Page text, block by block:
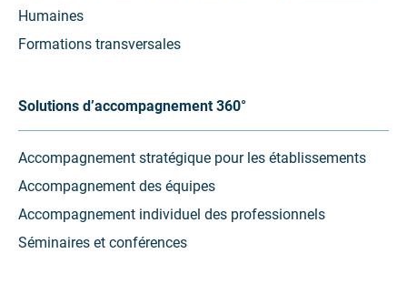
Humaines
Formations transversales
Solutions d’accompagnement 360°
Accompagnement stratégique pour les établissements
Accompagnement des équipes
Accompagnement individuel des professionnels
Séminaires et conférences